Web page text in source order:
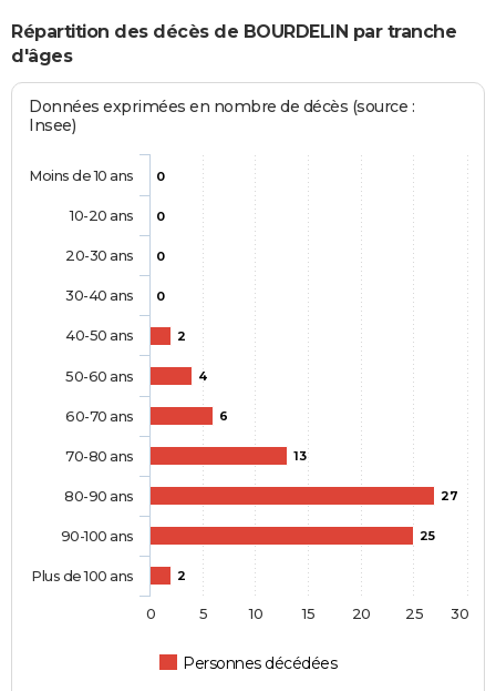
Répartition des décès de BOURDELIN par tranche
d'âges
Données exprimées en nombre de décès (source :
Insee)
0
0
0
0
2
4
6
13
27
25
2
Personnes décédées
Moins de 10 ans
10-20 ans
20-30 ans
30-40 ans
40-50 ans
50-60 ans
60-70 ans
70-80 ans
80-90 ans
90-100 ans
Plus de 100 ans
0 5 10 15 20 25 30